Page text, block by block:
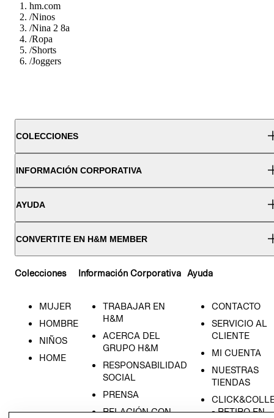
hm.com
/Ninos
/Nina 2 8a
/Ropa
/Shorts
/Joggers
COLECCIONES
INFORMACIÓN CORPORATIVA
AYUDA
CONVERTITE EN H&M MEMBER
Colecciones
MUJER
HOMBRE
NIÑOS
HOME
Información Corporativa
TRABAJAR EN
H&M
ACERCA DEL
GRUPO H&M
RESPONSABILIDAD
SOCIAL
PRENSA
RELACIÓN CON
Ayuda
CONTACTO
SERVICIO AL
CLIENTE
MI CUENTA
NUESTRAS
TIENDAS
- RETIRO EN